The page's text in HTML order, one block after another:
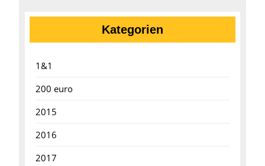
Kategorien
1&1
200 euro
2015
2016
2017